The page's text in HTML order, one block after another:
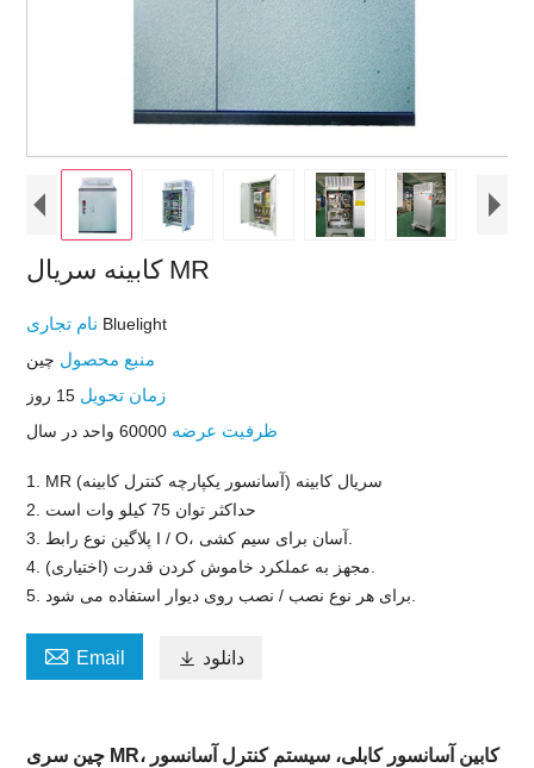
کابینه سریال MR
Bluelight
منبع محصول چين
زمان تحویل 15 روز
ظرفیت عرضه 60000 واحد در سال
1. MR سریال کابینه (آسانسور یکپارچه کنترل کابینه)
2. حداکثر توان 75 کیلو وات است
 Email  دانلود
چین سری MR، کابین آسانسور کابلی، سیستم کنترل آسانسور